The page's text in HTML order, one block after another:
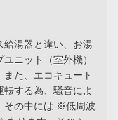
給湯器と違い、お湯
ニット（室外機）
た、エコキュート
する為、騒音によ
その中には ※低周波